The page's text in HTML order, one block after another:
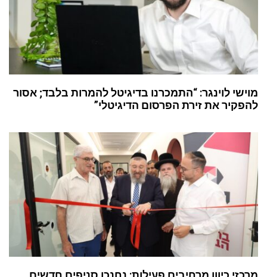
מוישי לוינגר: “התמכרנו בדיגיטל להמרות בלבד; אסור
להפקיר את זירת הפרסום הדיגיטלי”